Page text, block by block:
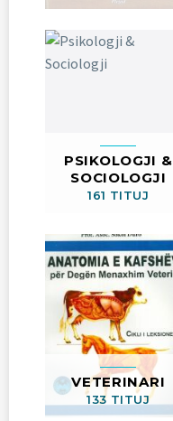
PSIKOLOGJI &
SOCIOLOGJI
161 TITUJ
VETERINARI
133 TITUJ